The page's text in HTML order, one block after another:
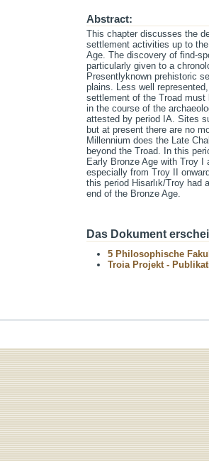
Abstract:
This chapter discusses the
settlement activities up to
Age. The discovery of find-
particularly given to a
Presentlyknown prehistoric
plains. Less well
settlement of the Troad
in the course of the
attested by period IA. Sites
but at present there are no
Millennium does the Late
beyond the Troad. In this
Early Bronze Age with Troy I
especially from Troy II
this period Hisarlık/Troy had
end of the Bronze Age.
Das Dokument
5 Philosophische
Troia Projekt -